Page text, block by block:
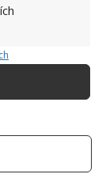
k životu